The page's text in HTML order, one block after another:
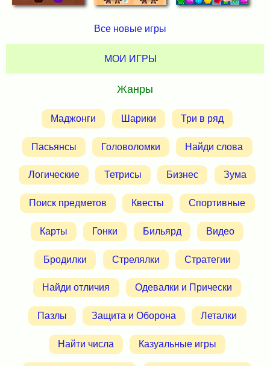
Все новые игры
МОИ ИГРЫ
Жанры
Маджонги Шарики Три в ряд
Пасьянсы Головоломки Найди слова
Логические Тетрисы Бизнес Зума
Поиск предметов Квесты Спортивные
Карты Гонки Бильярд Видео
Бродилки Стрелялки Стратегии
Найди отличия Одевалки и Прически
Пазлы Защита и Оборона Леталки
Найти числа Казуальные игры